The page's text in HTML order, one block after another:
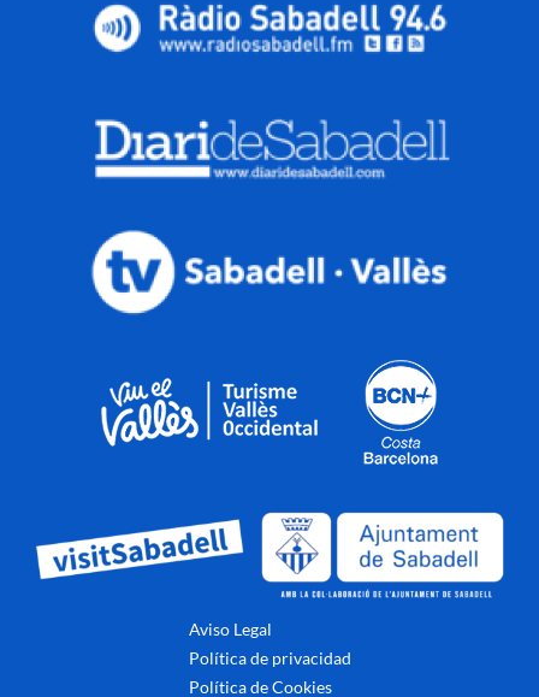
Aviso Legal
Política de privacidad
Política de Cookies